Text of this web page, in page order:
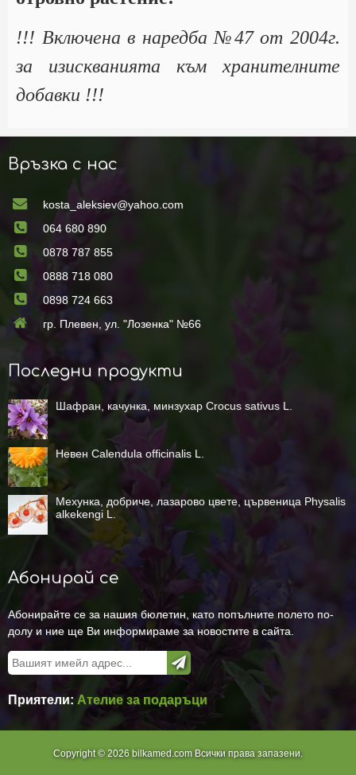
!!! Включена в наредба №47 от 2004г.
за изискванията към хранителните
добавки !!!
Връзка с нас
kosta_aleksiev@yahoo.com
064 680 890
0878 787 855
0888 718 080
0898 724 663
гр. Плевен, ул. "Лозенка" №66
Последни продукти
Шафран, качунка, минзухар Crocus sativus L.
Невен Calendula officinalis L.
Мехунка, добриче, лазарово цвете, цървеница Physalis
alkekengi L.
Абонирай се
Абонирайте се за нашия бюлетин, като попълните полето по-
долу и ние ще Ви информираме за новостите в сайта.
Приятели: Ателие за подаръци
Copyright © 2026 bilkamed.com Всички права запазени.